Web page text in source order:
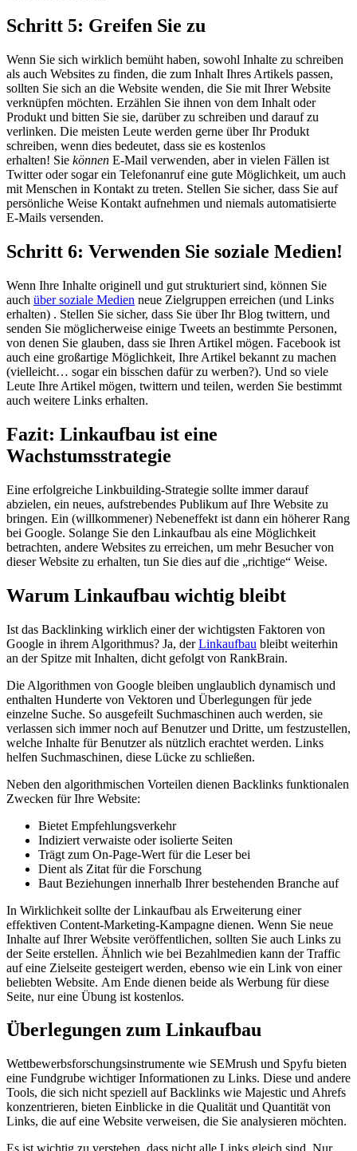
Schritt 5: Greifen Sie zu
Wenn Sie sich wirklich bemüht haben, sowohl Inhalte zu schreiben
als auch Websites zu finden, die zum Inhalt Ihres Artikels passen,
sollten Sie sich an die Website wenden, die Sie mit Ihrer Website
verknüpfen möchten. Erzählen Sie ihnen von dem Inhalt oder
Produkt und bitten Sie sie, darüber zu schreiben und darauf zu
verlinken. Die meisten Leute werden gerne über Ihr Produkt
schreiben, wenn dies bedeutet, dass sie es kostenlos
erhalten! Sie können E-Mail verwenden, aber in vielen Fällen ist
Twitter oder sogar ein Telefonanruf eine gute Möglichkeit, um auch
mit Menschen in Kontakt zu treten. Stellen Sie sicher, dass Sie auf
persönliche Weise Kontakt aufnehmen und niemals automatisierte
E-Mails versenden.
Schritt 6: Verwenden Sie soziale Medien!
Wenn Ihre Inhalte originell und gut strukturiert sind, können Sie
auch über soziale Medien neue Zielgruppen erreichen (und Links
erhalten) . Stellen Sie sicher, dass Sie über Ihr Blog twittern, und
senden Sie möglicherweise einige Tweets an bestimmte Personen,
von denen Sie glauben, dass sie Ihren Artikel mögen. Facebook ist
auch eine großartige Möglichkeit, Ihre Artikel bekannt zu machen
(vielleicht… sogar ein bisschen dafür zu werben?). Und so viele
Leute Ihre Artikel mögen, twittern und teilen, werden Sie bestimmt
auch weitere Links erhalten.
Fazit: Linkaufbau ist eine
Wachstumsstrategie
Eine erfolgreiche Linkbuilding-Strategie sollte immer darauf
abzielen, ein neues, aufstrebendes Publikum auf Ihre Website zu
bringen. Ein (willkommener) Nebeneffekt ist dann ein höherer Rang
bei Google. Solange Sie den Linkaufbau als eine Möglichkeit
betrachten, andere Websites zu erreichen, um mehr Besucher von
dieser Website zu erhalten, tun Sie dies auf die „richtige“ Weise.
Warum Linkaufbau wichtig bleibt
Ist das Backlinking wirklich einer der wichtigsten Faktoren von
Google in ihrem Algorithmus? Ja, derLinkaufbau bleibt weiterhin
an der Spitze mit Inhalten, dicht gefolgt von RankBrain.
Die Algorithmen von Google bleiben unglaublich dynamisch und
enthalten Hunderte von Vektoren und Überlegungen für jede
einzelne Suche. So ausgefeilt Suchmaschinen auch werden, sie
verlassen sich immer noch auf Benutzer und Dritte, um festzustellen,
welche Inhalte für Benutzer als nützlich erachtet werden. Links
helfen Suchmaschinen, diese Lücke zu schließen.
Neben den algorithmischen Vorteilen dienen Backlinks funktionalen
Zwecken für Ihre Website:
Bietet Empfehlungsverkehr
Indiziert verwaiste oder isolierte Seiten
Trägt zum On-Page-Wert für die Leser bei
Dient als Zitat für die Forschung
Baut Beziehungen innerhalb Ihrer bestehenden Branche auf
In Wirklichkeit sollte der Linkaufbau als Erweiterung einer
effektiven Content-Marketing-Kampagne dienen. Wenn Sie neue
Inhalte auf Ihrer Website veröffentlichen, sollten Sie auch Links zu
der Seite erstellen. Ähnlich wie bei Bezahlmedien kann der Traffic
auf eine Zielseite gesteigert werden, ebenso wie ein Link von einer
beliebten Website. Am Ende dienen beide als Werbung für diese
Seite, nur eine Übung ist kostenlos.
Überlegungen zum Linkaufbau
Wettbewerbsforschungsinstrumente wie SEMrush und Spyfu bieten
eine Fundgrube wichtiger Informationen zu Links. Diese und andere
Tools, die sich nicht speziell auf Backlinks wie Majestic und Ahrefs
konzentrieren, bieten Einblicke in die Qualität und Quantität von
Links, die auf eine Website verweisen, die Sie analysieren möchten.